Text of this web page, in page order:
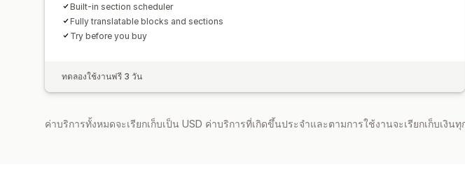
Built-in section scheduler
Fully translatable blocks and sections
Try before you buy
ทดลองใช้งานฟรี 3 วัน
ค่าบริการทั้งหมดจะเรียกเก็บเป็น USD ค่าบริการที่เกิดขึ้นประจำและตามการใช้งานจะเรียกเก็บเงิน